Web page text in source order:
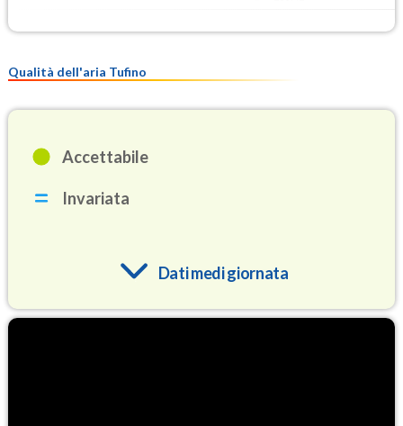
Qualità dell'aria Tufino
Accettabile
Invariata
Dati medi giornata